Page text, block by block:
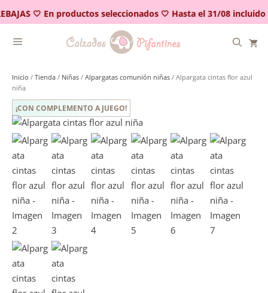
🤍 En productos seleccionados 🤍 Hasta el 31/08 incluido
al
contenido
Inicio / Tienda / Niñas / Alpargatas comunión niñas / Alpargata cintas flor azul
niña
¡CON COMPLEMENTO A JUEGO!